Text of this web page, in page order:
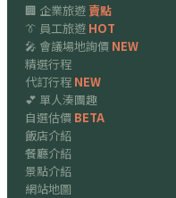
🏢 企業旅遊賣點
👔 員工旅遊 HOT
🎤 會議場地詢價 NEW
精選行程
代訂行程 NEW
💕 單人湊團趣
自選估價 BETA
飯店介紹
餐廳介紹
景點介紹
網站地圖